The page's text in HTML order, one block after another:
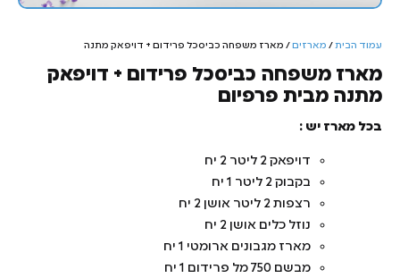
עמוד הבית/ מארזים/ מארז משפחה כביסכל פרידום + דויפאק מתנה
מארז משפחה כביסכל פרידום + דויפאק
מתנה מבית פרפיום
בכל מארז יש :
דויפאק 2 ליטר 2 יח
בקבוק 2 ליטר 1 יח
רצפות 2 ליטר אושן 2 יח
נוזל כלים אושן 2 יח
מארז מגבונים ארומטי 1 יח
מבשם 750 מל פרידום 1 יח